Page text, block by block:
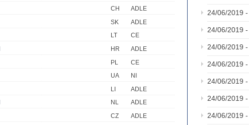
CH
ADLE
SK
ADLE
LT
CE
HR
ADLE
PL
CE
UA
NI
LI
ADLE
NL
ADLE
CZ
ADLE
24/06/2019 -
24/06/2019 -
24/06/2019 -
24/06/2019 -
24/06/2019 -
24/06/2019 -
24/06/2019 -